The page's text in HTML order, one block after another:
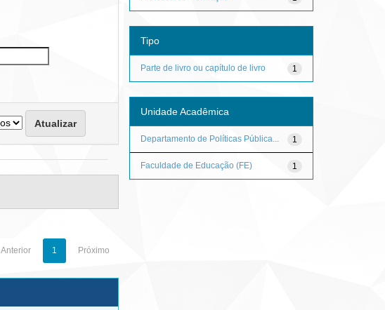
Anterior 1 Próximo
Tipo
1
Parte de livro ou capítulo de livro
Unidade Acadêmica
1
Departamento de Políticas Pública...
1
Faculdade de Educação (FE)